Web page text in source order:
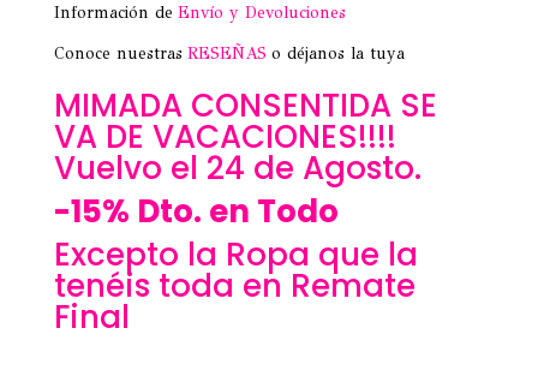
Información de Envío y Devoluciones
Conoce nuestras RESEÑAS o déjanos la tuya
MIMADA CONSENTIDA SE
VA DE VACACIONES!!!!
Vuelvo el 24 de Agosto.
-15% Dto. en Todo
Excepto la Ropa que la
tenéis toda en Remate
Final